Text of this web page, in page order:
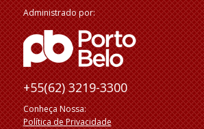
Administrado por:
+55(62) 3219-3300
Conheça Nossa:
Política de Privacidade